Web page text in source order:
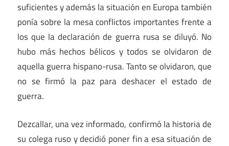
suficientes y además la situación en Europa también
ponía sobre la mesa conflictos importantes frente a
los que la declaración de guerra rusa se diluyó. No
hubo más hechos bélicos y todos se olvidaron de
aquella guerra hispano-rusa. Tanto se olvidaron, que
no se firmó la paz para deshacer el estado de
guerra.
Dezcallar, una vez informado, confirmó la historia de
su colega ruso y decidió poner fin a esa situación de